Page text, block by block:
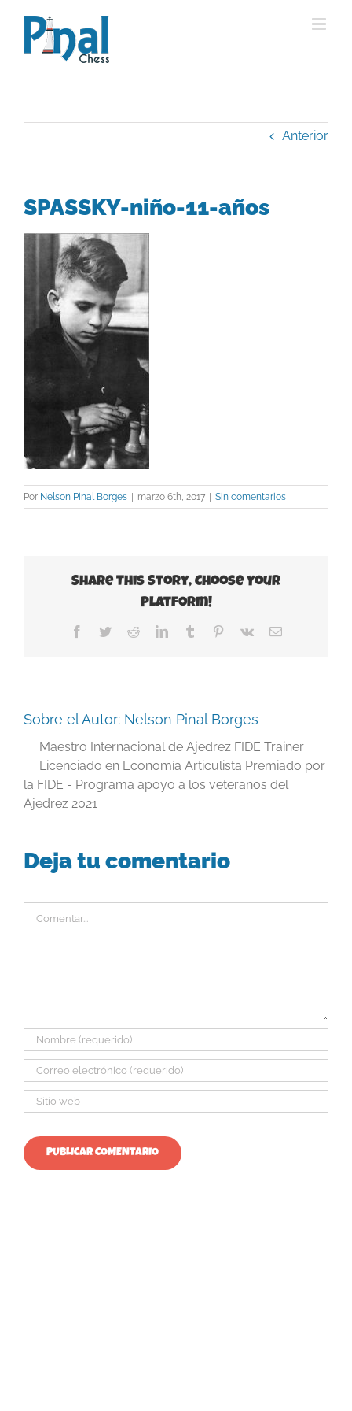
contenido
Anterior
SPASSKY-niño-11-años
Por Nelson Pinal Borges | marzo 6th, 2017 | Sin comentarios
Share This Story, Choose Your
Platform!
Facebook
TwitterRedditLinkedInTumblr Pinterest
Vk
Correo
Sobre el Autor: Nelson Pinal Borges
Maestro Internacional de Ajedrez FIDE Trainer
Licenciado en Economía Articulista Premiado por
la FIDE - Programa apoyo a los veteranos del
Ajedrez 2021
Deja tu comentario